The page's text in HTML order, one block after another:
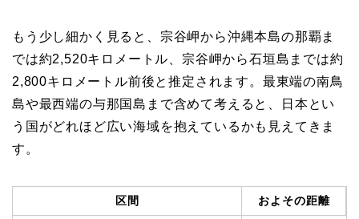
もう少し細かく見ると、宗谷岬から沖縄本島の那覇ま
では約2,520キロメートル、宗谷岬から石垣島までは約
2,800キロメートル前後と推定されます。最東端の南鳥
島や最西端の与那国島まで含めて考えると、日本とい
う国がどれほど広い海域を抱えているかも見えてきま
す。
区間 およその距離